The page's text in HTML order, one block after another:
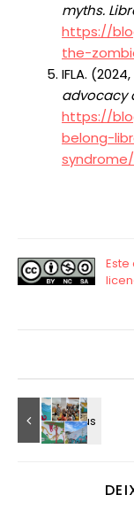
myths.
https://
the-
IFLA.
advocacy
https://
belong-
syndrome/